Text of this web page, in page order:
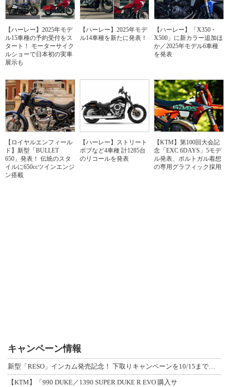
【ハーレー】2025年モデ
ル15車種の予約受付をス
タート！ モーターサイク
ルショーで日本初の実車
展示も
【ハーレー】2025年モデ
ル14車種を新たに発表！
【ハーレー】「X350・
X500」に新カラー追加ほ
か／2025年モデル6車種
を発表
【ロイヤルエンフィール
ド】新型「BULLET
650」発表！ 伝統のスタ
イルに650ccツインエンジ
ン搭載
【ハーレー】ストリート
ボブなど4車種 計1285台
のリコールを発表
【KTM】第100回大会記
念「EXC 6DAYS」5モデ
ル発表、ポルトガル着想
の専用グラフィック採用
キャンペーン情報
新型「RESO」インカム発売記念！ 下取りキャンペーンを10/15まで延長して開
【KTM】「990 DUKE／1390 SUPER DUKE R EVO 購入サ